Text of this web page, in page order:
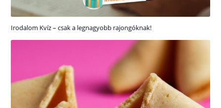
Irodalom Kvíz – csak a legnagyobb rajongóknak!